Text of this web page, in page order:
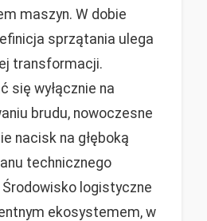
maszyn. W dobie
sprzątania ulega
transformacji.
się wyłącznie na
brudu, nowoczesne
nacisk na głęboką
technicznego
Środowisko logistyczne
ekosystemem, w